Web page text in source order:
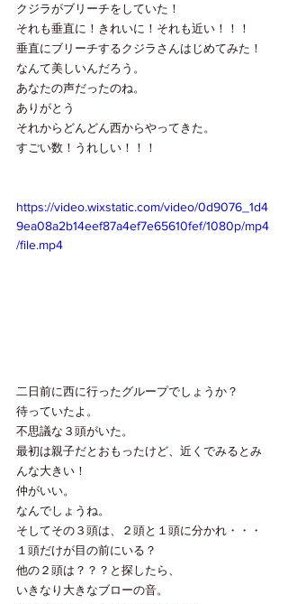
クジラがブリーチをしていた！
それも垂直に！きれいに！それも近い！！！
垂直にブリーチするクジラさんはじめてみた！
なんて美しいんだろう。
あなたの声だったのね。
ありがとう
それからどんどん西からやってきた。
すごい数！うれしい！！！
https://video.wixstatic.com/video/0d9076_1d4
9ea08a2b14eef87a4ef7e65610fef/1080p/mp4
/file.mp4
二日前に西に行ったグループでしょうか？
待っていたよ。
不思議な３頭がいた。
最初は親子だとおもったけど、近くでみるとみ
んな大きい！
仲がいい。
なんでしょうね。
そしてその３頭は、２頭と１頭に分かれ・・・
１頭だけが目の前にいる？
他の２頭は？？？と探したら、
いきなり大きなブローの音。